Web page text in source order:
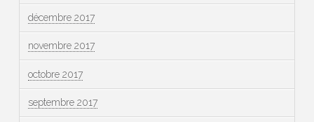
décembre 2017
novembre 2017
octobre 2017
septembre 2017